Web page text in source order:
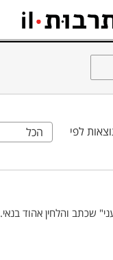
לפי הכל
שכתב והלחין אהוד בנאי.